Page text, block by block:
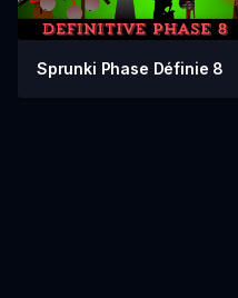
Sprunki Phase Définie 8